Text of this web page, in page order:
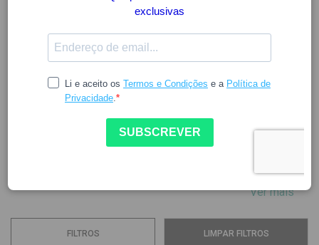
AQUILEA
Formada em 1978, a missão da Aquilea é proporcionar
questão relacionada com o bem-estar, acessível a todos.
Com a força da natureza como base, a Aquilea procura
atender a todas as necessidades atuais. A marca possui
Ver mais
FILTROS LIMPAR FILTROS